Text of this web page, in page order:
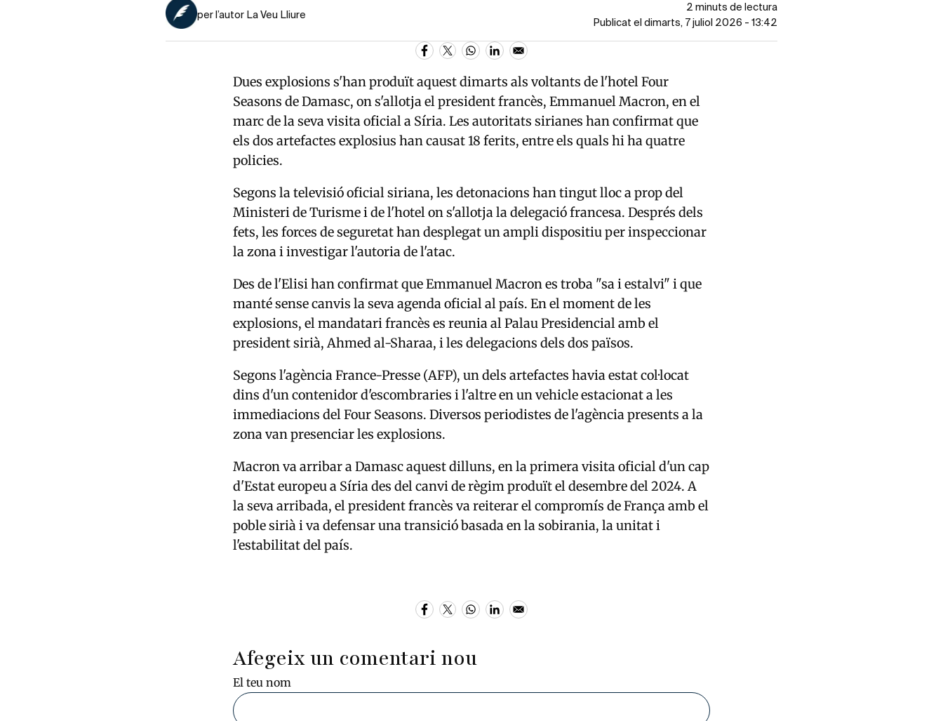
per l’autor La Veu Lliure
2 minuts de lectura
Publicat el dimarts, 7 juliol 2026 - 13:42
Dues explosions s'han produït aquest dimarts als voltants de l'hotel Four
Seasons de Damasc, on s'allotja el president francès, Emmanuel Macron, en el
marc de la seva visita oficial a Síria. Les autoritats sirianes han confirmat que
els dos artefactes explosius han causat 18 ferits, entre els quals hi ha quatre
policies.
Segons la televisió oficial siriana, les detonacions han tingut lloc a prop del
Ministeri de Turisme i de l'hotel on s'allotja la delegació francesa. Després dels
fets, les forces de seguretat han desplegat un ampli dispositiu per inspeccionar
la zona i investigar l'autoria de l'atac.
Des de l'Elisi han confirmat que Emmanuel Macron es troba "sa i estalvi" i que
manté sense canvis la seva agenda oficial al país. En el moment de les
explosions, el mandatari francès es reunia al Palau Presidencial amb el
president sirià, Ahmed al-Sharaa, i les delegacions dels dos països.
Segons l'agència France-Presse (AFP), un dels artefactes havia estat col·locat
dins d'un contenidor d'escombraries i l'altre en un vehicle estacionat a les
immediacions del Four Seasons. Diversos periodistes de l'agència presents a la
zona van presenciar les explosions.
Macron va arribar a Damasc aquest dilluns, en la primera visita oficial d'un cap
d'Estat europeu a Síria des del canvi de règim produït el desembre del 2024. A
la seva arribada, el president francès va reiterar el compromís de França amb el
poble sirià i va defensar una transició basada en la sobirania, la unitat i
l'estabilitat del país.
Afegeix un comentari nou
El teu nom